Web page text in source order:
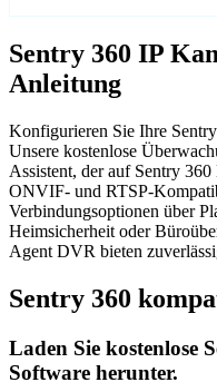
Sentry 360 IP
Anleitung
Konfigurieren Sie Ihre
Unsere kostenlose
Assistent, der auf Sentry
ONVIF- und RTSP-
Verbindungsoptionen über
Heimsicherheit oder
Agent DVR bieten
Sentry 360
Laden Sie kostenlose
Software herunter.